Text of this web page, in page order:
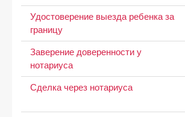
Удостоверение выезда ребенка за
границу
Заверение доверенности у
нотариуса
Сделка через нотариуса